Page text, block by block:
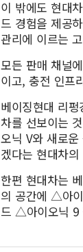
이 밖에도 현대
드 경험을 제공
관리에 이르는
모든 판매 채널
이고, 충전 인프
베이징현대 리
차를 선보이는
오닉 V와 새로
겠다는 현대차
한편 현대차는
의 공간에 △아
드 △아이오닉 9